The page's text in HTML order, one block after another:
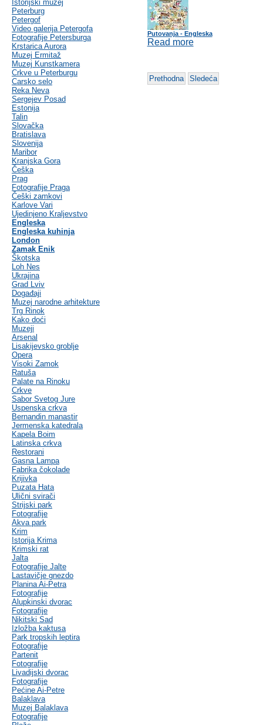
Istorijski muzej
Peterburg
Petergof
Video galerija Petergofa
Fotografije Petersburga
Krstarica Aurora
Muzej Ermitaž
Muzej Kunstkamera
Crkve u Peterburgu
Carsko selo
Reka Neva
Sergejev Posad
Estonija
Talin
Slovačka
Bratislava
Slovenija
Maribor
Kranjska Gora
Češka
Prag
Fotografije Praga
Češki zamkovi
Karlove Vari
Ujedinjeno Kraljevstvo
Engleska
Engleska kuhinja
London
Zamak Enik
Škotska
Loh Nes
Ukrajina
Grad Lviv
Događaji
Muzej narodne arhitekture
Trg Rinok
Kako doći
Muzeji
Arsenal
Lisakijevsko groblje
Opera
Visoki Zamok
Ratuša
Palate na Rinoku
Crkve
Sabor Svetog Jure
Uspenska crkva
Bernandin manastir
Jermenska katedrala
Kapela Boim
Latinska crkva
Restorani
Gasna Lampa
Fabrika čokolade
Krijivka
Puzata Hata
Ulični svirači
Strijski park
Fotografije
Akva park
Krim
Istorija Krima
Krimski rat
Jalta
Fotografije Jalte
Lastavičje gnezdo
Planina Ai-Petra
Fotografije
Alupkinski dvorac
Fotografije
Nikitski Sad
Izložba kaktusa
Park tropskih leptira
Fotografije
Partenit
Fotografije
Livadijski dvorac
Fotografije
Pećine Ai-Petre
Balaklava
Muzej Balaklava
Fotografije
Putovanja - Engleska
Read more
Prethodna Sledeća